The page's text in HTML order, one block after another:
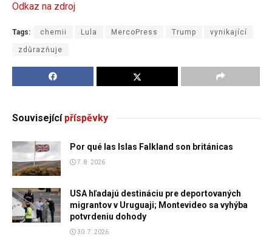
Odkaz na zdroj
Tags: chemii Lula MercoPress Trump vynikající
zdůrazňuje
Souvisejícípříspěvky
Por qué las Islas Falkland son británicas
7. 8. 2026
USA hľadajú destináciu pre deportovaných
migrantov v Uruguaji; Montevideo sa vyhýba
potvrdeniu dohody
30. 7. 2026